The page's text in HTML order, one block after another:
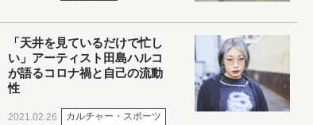
「天井を見ているだけで忙し
い」アーティスト田島ハルコ
が語るコロナ禍と自己の流動
性
2021.02.26 カルチャー・スポーツ